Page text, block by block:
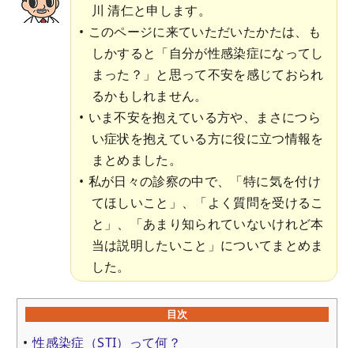
川 清仁と申します。
このページに来ていただいたかたは、も
しかすると「自分が性感染症になってし
まった？」と思って不安を感じておられ
るかもしれません。
いま不安を抱えている方や、まさにつら
い症状を抱えている方に役に立つ情報を
まとめました。
私が日々の診察の中で、「特に気を付け
てほしいこと」、「よく質問を受けるこ
と」、「あまり知られていないけれど本
当は説明したいこと」についてまとめま
した。
目次
性感染症（STI）って何？